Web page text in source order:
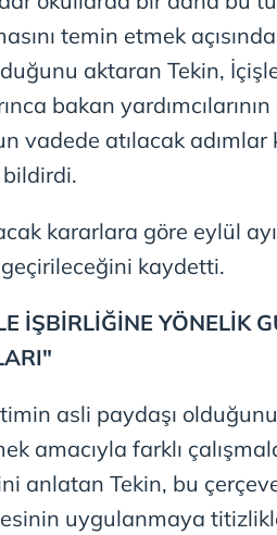
olarak kullanılan çerezlerle ilgili
temin etmek
aktaran Tekin,
bakan
vadede atılacak adımlar
bildirdi.
kararlara göre eylül
kaydetti.
İŞBİRLİĞİNE YÖNELİK
asli paydaşı
amacıyla farklı
anlatan Tekin, bu
uygulanmaya